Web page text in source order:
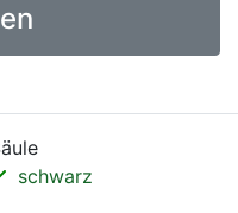
schwarz